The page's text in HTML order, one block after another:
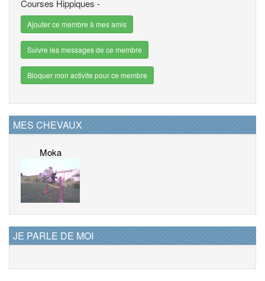
Courses Hippiques -
Ajouter ce membre à mes amis
Suivre les messages de ce membre
Bloquer mon activite pour ce membre
MES CHEVAUX
Moka
JE PARLE DE MOI